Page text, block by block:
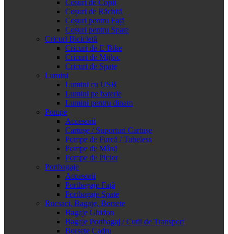
Cosuri de Copii
Coșuri de Răchită
Coșuri pentru Față
Coșuri pentru Spate
Cricuri Bicicletă
Cricuri de E-Bike
Cricuri de Mijloc
Cricuri de Spate
Lumini
Lumini cu USB
Lumini pe baterie
Lumini pentru dinam
Pompe
Accesorii
Cartușe / Suporturi Cartușe
Pompe de Furcă / Tubeless
Pompe de Mână
Pompe de Picior
Portbagaje
Accesorii
Portbagaje Față
Portbagaje Spate
Rucsaci, Bagaje, Borsete
Bagaje Ghidon
Bagaje Portbagaj / Cutii de Transport
Borsete Cadru